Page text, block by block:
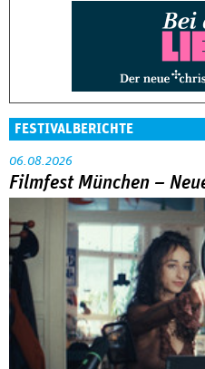
FESTIVALBERICHTE
06.08.2026
Filmfest München –